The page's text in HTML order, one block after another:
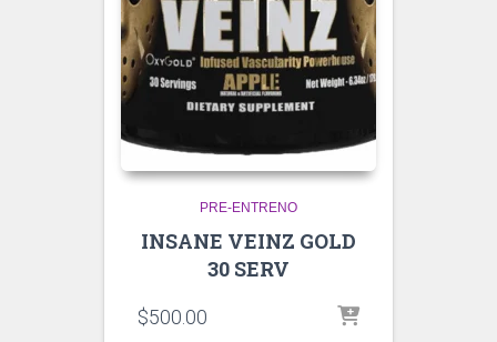
PRE-ENTRENO
INSANE VEINZ GOLD
30 SERV
$500.00